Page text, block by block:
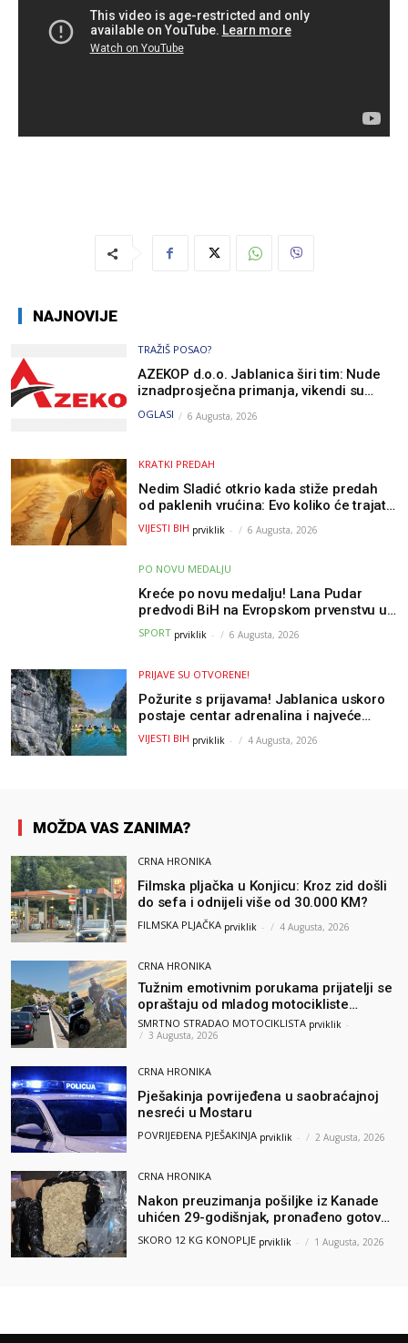
NAJNOVIJE
TRAŽIŠ POSAO?
AZEKOP d.o.o. Jablanica širi tim: Nude
iznadprosječna primanja, vikendi su
slobodni, traži se više radnika
OGLASI 6 Augusta, 2026
KRATKI PREDAH
Nedim Sladić otkrio kada stiže predah
od paklenih vrućina: Evo koliko će trajati
osvježenje u BiH
VIJESTI BIH prviklik - 6 Augusta, 2026
PO NOVU MEDALJU
Kreće po novu medalju! Lana Pudar
predvodi BiH na Evropskom prvenstvu u
Parizu
SPORT prviklik - 6 Augusta, 2026
PRIJAVE SU OTVORENE!
Požurite s prijavama! Jablanica uskoro
postaje centar adrenalina i najveće
outdoor avanture ovog ljeta
VIJESTI BIH prviklik - 4 Augusta, 2026
MOŽDA VAS ZANIMA?
CRNA HRONIKA
Filmska pljačka u Konjicu: Kroz zid došli
do sefa i odnijeli više od 30.000 KM?
FILMSKA PLJAČKA prviklik - 4 Augusta, 2026
CRNA HRONIKA
Tužnim emotivnim porukama prijatelji se
opraštaju od mladog motocikliste
Husnije Porča
SMRTNO STRADAO MOTOCIKLISTA prviklik -
3 Augusta, 2026
CRNA HRONIKA
Pješakinja povrijeđena u saobraćajnoj
nesreći u Mostaru
POVRIJEĐENA PJEŠAKINJA prviklik - 2 Augusta, 2026
CRNA HRONIKA
Nakon preuzimanja pošiljke iz Kanade
uhićen 29-godišnjak, pronađeno gotovo
12 kilograma konoplje
SKORO 12 KG KONOPLJE prviklik - 1 Augusta, 2026